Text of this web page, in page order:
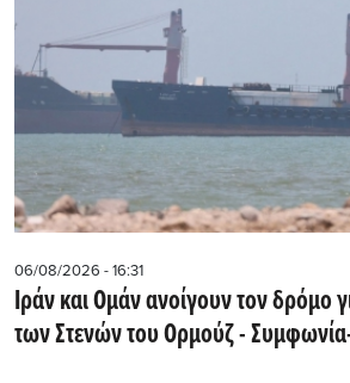
06/08/2026 - 16:31
Ιράν και Ομάν ανοίγουν τον δρόμο
των Στενών του Ορμούζ -